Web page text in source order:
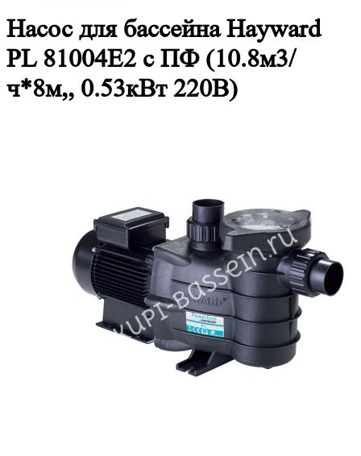
Насос для бассейна Hayward
PL 81004E2 с ПФ (10.8м3/
ч*8м,, 0.53кВт 220В)